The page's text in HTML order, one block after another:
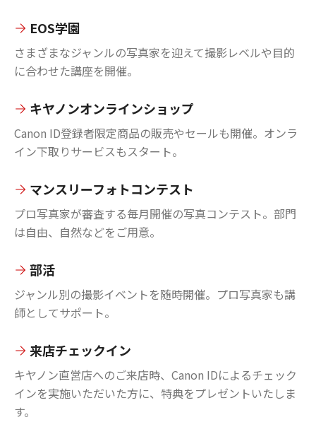
EOS学園
さまざまなジャンルの写真家を迎えて撮影レベルや目的
に合わせた講座を開催。
キヤノンオンラインショップ
Canon ID登録者限定商品の販売やセールも開催。オンラ
イン下取りサービスもスタート。
マンスリーフォトコンテスト
プロ写真家が審査する毎月開催の写真コンテスト。部門
は自由、自然などをご用意。
部活
ジャンル別の撮影イベントを随時開催。プロ写真家も講
師としてサポート。
来店チェックイン
キヤノン直営店へのご来店時、Canon IDによるチェック
インを実施いただいた方に、特典をプレゼントいたしま
す。